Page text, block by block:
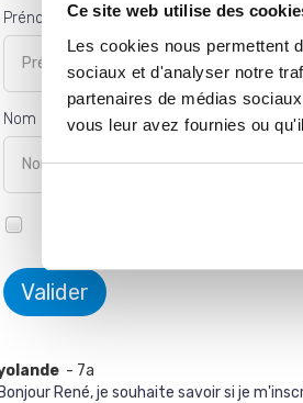
Ce site web utilise des
Les cookies nous permettent
sociaux et d'analyser notre
partenaires de médias
vous leur avez fournies ou
Prénom *
Nom
Valider
- 7a
Bonjour René, je souhaite savoir si je